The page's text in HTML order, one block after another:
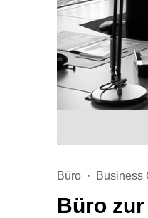
Büro Business
Büro